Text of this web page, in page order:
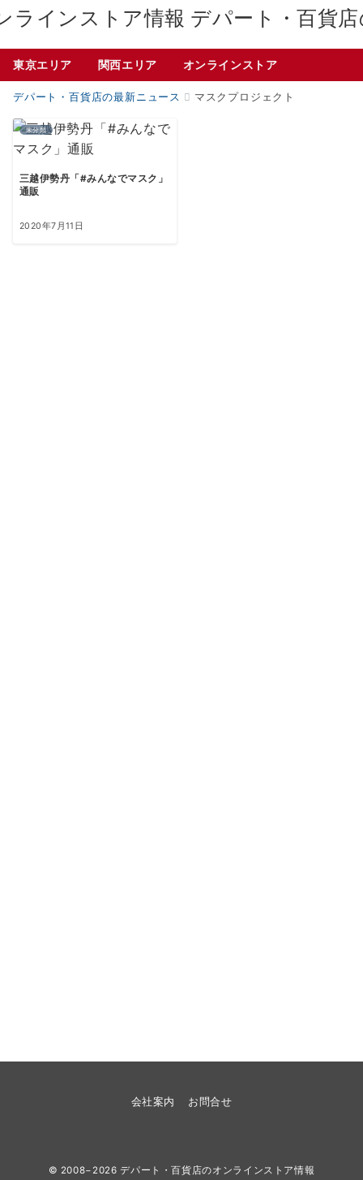
デパート・百貨
東京エリア 関西エリア オンラインストア
デパート・百貨店の最新ニュース マスクプロジェクト
未分類
三越伊勢丹「#みんなでマスク」
通販
2020年7月11日
会社案内 お問合せ
© 2008−2026デパート・百貨店のオンラインストア情報